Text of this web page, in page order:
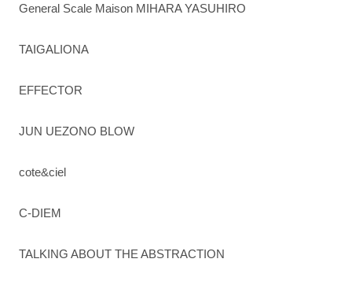
General Scale Maison MIHARA YASUHIRO
TAIGALIONA
EFFECTOR
JUN UEZONO BLOW
cote&ciel
C-DIEM
TALKING ABOUT THE ABSTRACTION